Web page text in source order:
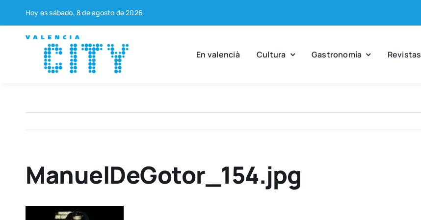
contenido
Hoy es sába­do, 8 de agos­to de 2026
En valen­cià Cul­tu­ra Gas­tro­no­mía Revis­tas
ManuelDeGotor_154.jpg